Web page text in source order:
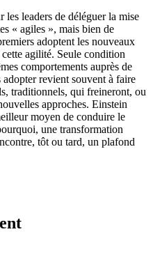
les leaders de déléguer la mise
« agiles », mais bien de
adoptent les nouveaux
agilité. Seule condition
comportements auprès de
revient souvent à faire
traditionnels, qui freineront, ou
approches. Einstein
moyen de conduire le
une transformation
tôt ou tard, un plafond